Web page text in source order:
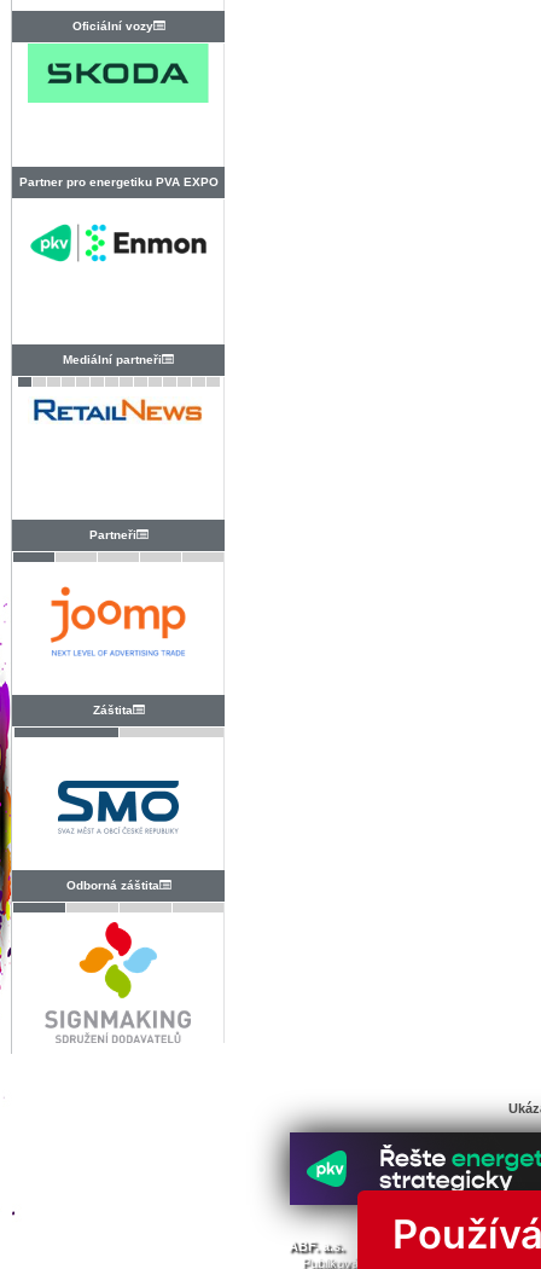
Oficiální vozy
Partner pro energetiku PVA EXPO
Mediální partneři
Partneři
Záštita
Odborná záštita
© Všechna
ABF. a.s.
PVA a.s.
PVA EXPO, a.s.
Publikování nebo další šíření obsahu